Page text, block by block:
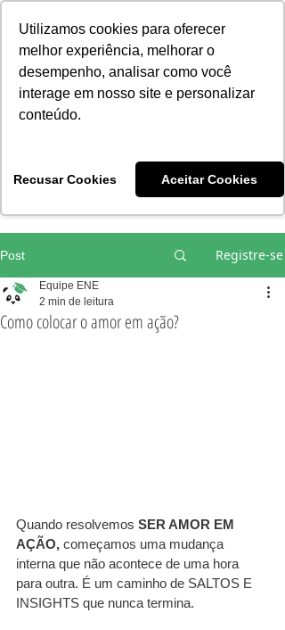
Utilizamos cookies para oferecer
melhor experiência, melhorar o
desempenho, analisar como você
interage em nosso site e personalizar
conteúdo.
Recusar Cookies Aceitar Cookies
Vivências e Cursos Iniciáticos
Post Registre-se
Como colocar o amor em ação?
Equipe ENE
2 min de leitura
Quando resolvemos SER AMOR EM
AÇÃO, começamos uma mudança
interna que não acontece de uma hora
para outra. É um caminho de SALTOS E
INSIGHTS que nunca termina.